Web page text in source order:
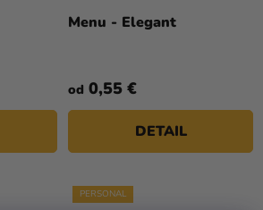
Menu - Elegant
od 0,55 €
DETAIL
PERSONAL